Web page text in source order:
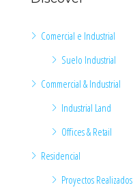
Comercial e Industrial
Suelo Industrial
Commercial & Industrial
Industrial Land
Offices & Retail
Residencial
Proyectos Realizados